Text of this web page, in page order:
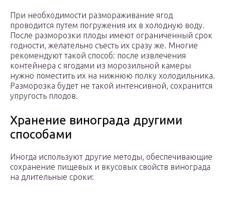
При необходимости размораживание ягод
проводится путем погружения их в холодную воду.
После разморозки плоды имеют ограниченный срок
годности, желательно съесть их сразу же. Многие
рекомендуют такой способ: после извлечения
контейнера с ягодами из морозильной камеры
нужно поместить их на нижнюю полку холодильника.
Разморозка будет не такой интенсивной, сохранится
упругость плодов.
Хранение винограда другими
способами
Иногда используют другие методы, обеспечивающие
сохранение пищевых и вкусовых свойств винограда
на длительные сроки: